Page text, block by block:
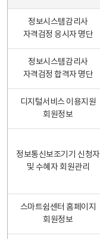
정보시스템감리사
자격검정 응시자 명단
정보시스템감리사
자격검정 합격자 명단
디지털서비스 이용지원
회원정보
정보통신보조기기 신청자
및 수혜자 회원관리
스마트쉼센터 홈페이지
회원정보